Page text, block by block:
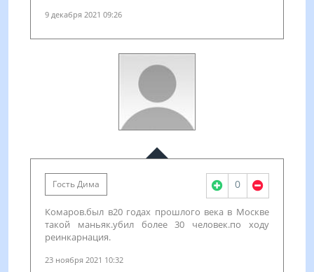
9 декабря 2021 09:26
Гость Дима 0
Комаров.был в20 годах прошлого века в Москве
такой маньяк.убил более 30 человек.по ходу
реинкарнация.
23 ноября 2021 10:32